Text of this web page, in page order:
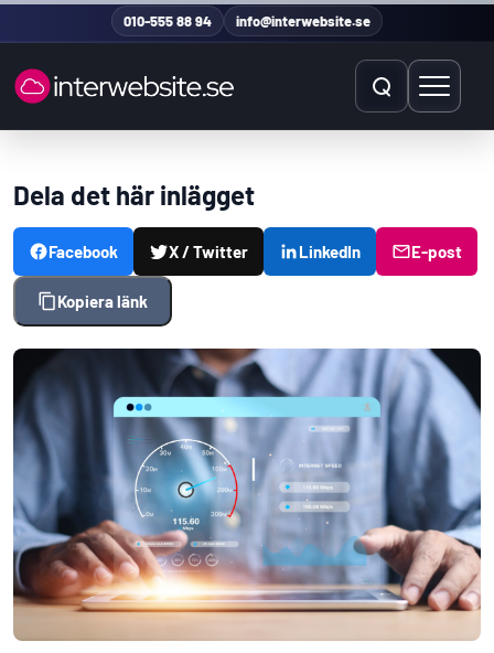
Hoppa till innehåll010-555 88 94 info@interwebsite.se
Öppna sökÖppna
Sök efter:
Dela det här inlägget
Facebook X / Twitter LinkedIn E-post
Kopiera länk